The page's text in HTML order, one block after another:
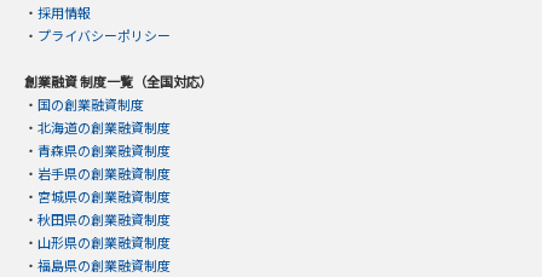
・ 採用情報
・ プライバシーポリシー
創業融資 制度一覧（全国対応）
・ 国の創業融資制度
・ 北海道の創業融資制度
・ 青森県の創業融資制度
・ 岩手県の創業融資制度
・ 宮城県の創業融資制度
・ 秋田県の創業融資制度
・ 山形県の創業融資制度
・ 福島県の創業融資制度